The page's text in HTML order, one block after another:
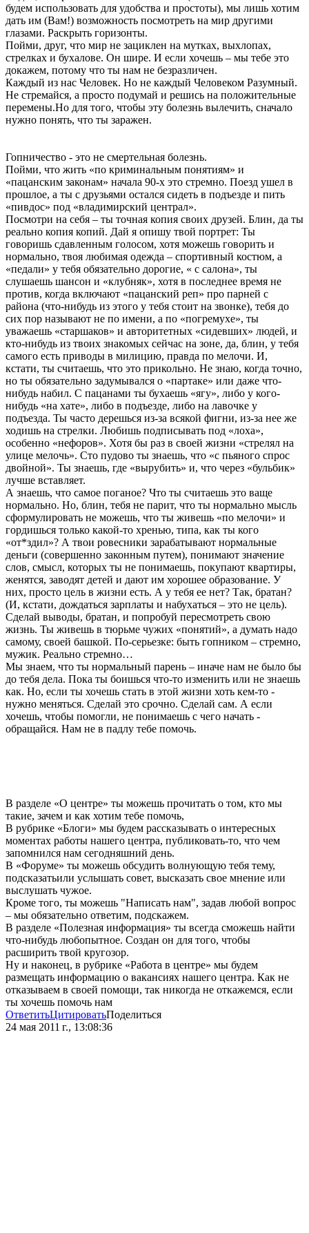
будем использовать для удобства и простоты), мы лишь хотим
дать им (Вам!) возможность посмотреть на мир другими
глазами. Раскрыть горизонты.
Пойми, друг, что мир не зациклен на мутках, выхлопах,
стрелках и бухалове. Он шире. И если хочешь – мы тебе это
докажем, потому что ты нам не безразличен.
Каждый из нас Человек. Но не каждый Человеком Разумный.
Не стремайся, а просто подумай и решись на положительные
перемены.Но для того, чтобы эту болезнь вылечить, сначало
нужно понять, что ты заражен.
Гопничество - это не смертельная болезнь.
Пойми, что жить «по криминальным понятиям» и
«пацанским законам» начала 90-х это стремно. Поезд ушел в
прошлое, а ты с друзьями остался сидеть в подъезде и пить
«пивдос» под «владимирский централ».
Посмотри на себя – ты точная копия своих друзей. Блин, да ты
реально копия копий. Дай я опишу твой портрет: Ты
говоришь сдавленным голосом, хотя можешь говорить и
нормально, твоя любимая одежда – спортивный костюм, а
«педали» у тебя обязательно дорогие, « с салона», ты
слушаешь шансон и «клубняк», хотя в последнее время не
против, когда включают «пацанский реп» про парней с
района (что-нибудь из этого у тебя стоит на звонке), тебя до
сих пор называют не по имени, а по «погремухе», ты
уважаешь «старшаков» и авторитетных «сидевших» людей, и
кто-нибудь из твоих знакомых сейчас на зоне, да, блин, у тебя
самого есть приводы в милицию, правда по мелочи. И,
кстати, ты считаешь, что это прикольно. Не знаю, когда точно,
но ты обязательно задумывался о «партаке» или даже что-
нибудь набил. С пацанами ты бухаешь «ягу», либо у кого-
нибудь «на хате», либо в подъезде, либо на лавочке у
подъезда. Ты часто дерешься из-за всякой фигни, из-за нее же
ходишь на стрелки. Любишь подписывать под «лоха»,
особенно «нефоров». Хотя бы раз в своей жизни «стрелял на
улице мелочь». Сто пудово ты знаешь, что «с пьяного спрос
двойной». Ты знаешь, где «вырубить» и, что через «бульбик»
лучше вставляет.
А знаешь, что самое поганое? Что ты считаешь это ваще
нормально. Но, блин, тебя не парит, что ты нормально мысль
сформулировать не можешь, что ты живешь «по мелочи» и
гордишься только какой-то хренью, типа, как ты кого
«от*здил»? А твои ровесники зарабатывают нормальные
деньги (совершенно законным путем), понимают значение
слов, смысл, которых ты не понимаешь, покупают квартиры,
женятся, заводят детей и дают им хорошее образование. У
них, просто цель в жизни есть. А у тебя ее нет? Так, братан?
(И, кстати, дождаться зарплаты и набухаться – это не цель).
Сделай выводы, братан, и попробуй пересмотреть свою
жизнь. Ты живешь в тюрьме чужих «понятий», а думать надо
самому, своей башкой. По-серьезке: быть гопником – стремно,
мужик. Реально стремно…
Мы знаем, что ты нормальный парень – иначе нам не было бы
до тебя дела. Пока ты боишься что-то изменить или не знаешь
как. Но, если ты хочешь стать в этой жизни хоть кем-то -
нужно меняться. Сделай это срочно. Сделай сам. А если
хочешь, чтобы помогли, не понимаешь с чего начать -
обращайся. Нам не в падлу тебе помочь.
В разделе «О центре» ты можешь прочитать о том, кто мы
такие, зачем и как хотим тебе помочь,
В рубрике «Блоги» мы будем рассказывать о интересных
моментах работы нашего центра, публиковать-то, что чем
запомнился нам сегодняшний день.
В «Форуме» ты можешь обсудить волнующую тебя тему,
подсказатьили услышать совет, высказать свое мнение или
выслушать чужое.
Кроме того, ты можешь "Написать нам", задав любой вопрос
– мы обязательно ответим, подскажем.
В разделе «Полезная информация» ты всегда сможешь найти
что-нибудь любопытное. Создан он для того, чтобы
расширить твой кругозор.
Ну и наконец, в рубрике «Работа в центре» мы будем
размещать информацию о вакансиях нашего центра. Как не
отказываем в своей помощи, так никогда не откажемся, если
ты хочешь помочь нам
ОтветитьЦитироватьПоделиться
24 мая 2011 г., 13:08:36